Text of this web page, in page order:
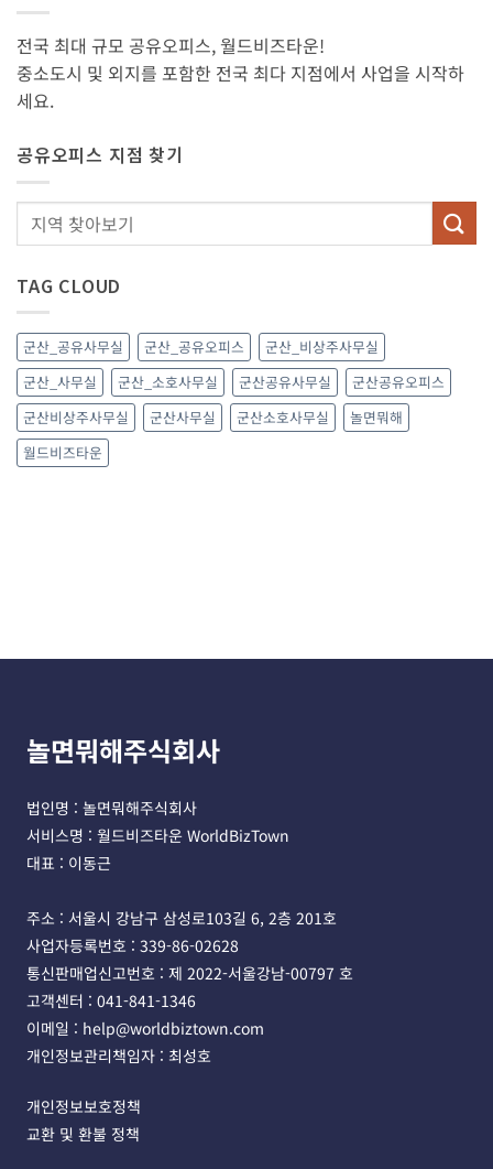
전국 최대 규모 공유오피스, 월드비즈타운!
중소도시 및 외지를 포함한 전국 최다 지점에서 사업을 시작하
세요.
공유오피스 지점 찾기
TAG CLOUD
군산_공유사무실 군산_공유오피스
군산_비상주사무실
군산_사무실
군산_소호사무실 군산공유사무실
군산공유오피스
군산비상주사무실
군산사무실 군산소호사무실
놀면뭐해
월드비즈타운
놀면뭐해주식회사
법인명 : 놀면뭐해주식회사
서비스명 : 월드비즈타운 WorldBizTown
대표 : 이동근
주소 : 서울시 강남구 삼성로103길 6, 2층 201호
사업자등록번호 : 339-86-02628
통신판매업신고번호 : 제 2022-서울강남-00797 호
고객센터 : 041-841-1346
이메일 : help@worldbiztown.com
개인정보관리책임자 : 최성호
개인정보보호정책
교환 및 환불 정책